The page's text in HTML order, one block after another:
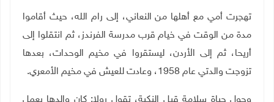
تهجرت أمي مع أهلها من النعاني، إلى رام الله، حيث أقاموا
مدة من الوقت في خيام قرب مدرسة الفرندز، ثم انتقلوا إلى
أريحا، ثم إلى الأردن، ليستقروا في مخيم الوحدات، بعدها
تزوجت والدتي عام 1958، وعادت للعيش في مخيم الأمعري.